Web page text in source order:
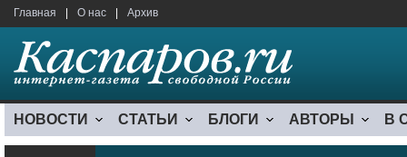
Главная О нас Архив
НОВОСТИ СТАТЬИ БЛОГИ АВТОРЫ В